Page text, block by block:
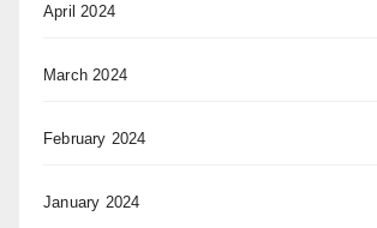
April 2024
March 2024
February 2024
January 2024